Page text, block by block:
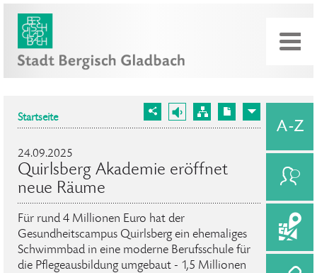
Startseite
24.09.2025
Quirlsberg Akademie eröffnet
neue Räume
Für rund 4 Millionen Euro hat der
Gesundheitscampus Quirlsberg ein ehemaliges
Schwimmbad in eine moderne Berufsschule für
die Pflegeausbildung umgebaut - 1,5 Millionen